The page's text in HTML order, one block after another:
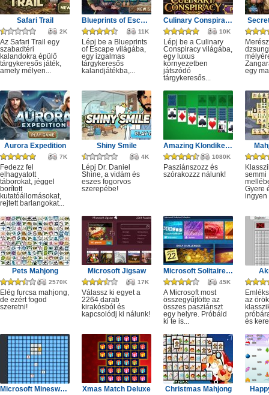
Safari Trail
2K
Az Safari Trail egy
szabadtéri
kalandokra épülő
tárgykeresős játék,
amely mélyen...
Blueprints of Escape
11K
Lépj be a Blueprints
of Escape világába,
egy izgalmas
tárgykeresős
kalandjátékba,...
Culinary Conspiracy
10K
Lépj be a Culinary
Conspiracy világába,
egy luxus
környezetben
játszódó
tárgykeresős...
egy
Aurora Expedition
7K
Fedezz fel
elhagyatott
táborokat, jéggel
borított
kutatóállomásokat,
rejtett barlangokat...
Shiny Smile
4K
Lépj Dr. Daniel
Shine, a vidám és
eszes fogorvos
szerepébe!
Amazing Klondike Solitaire
1080K
Pasziánszozz és
szórakozzz nálunk!
semmi
Gyere
ingyen
Pets Mahjong
2570K
Elég furcsa mahjong,
de ezért fogod
szeretni!
Microsoft Jigsaw
17K
Válassz ki egyet a
2264 darab
kirakósból és
kapcsolódj ki nálunk!
Microsoft Solitaire Collection
45K
A Microsoft most
összegyűjtötte az
összes pasziánszt
egy helyre. Próbáld
ki te is...
az örök
és
Microsoft Minesweeper Xmas Match Deluxe Christmas Mahjong